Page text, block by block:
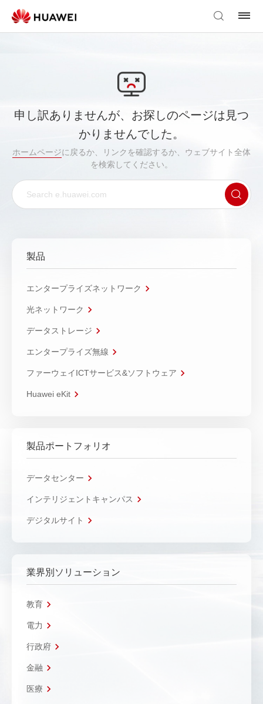
申し訳ありませんが、お探しのページは見つ
かりませんでした。
ホームページに戻るか、リンクを確認するか、ウェブサイト全体
を検索してください。
製品
エンタープライズネットワーク
光ネットワーク
データストレージ
エンタープライズ無線
ファーウェイICTサービス&ソフトウェア
Huawei eKit
製品ポートフォリオ
データセンター
インテリジェントキャンパス
デジタルサイト
業界別ソリューション
教育
電力
行政府
金融
医療